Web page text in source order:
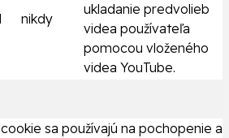
nikdy
ukladanie predvolieb
videa používateľa
pomocou vloženého
videa YouTube.
sa používajú na pochopenie a